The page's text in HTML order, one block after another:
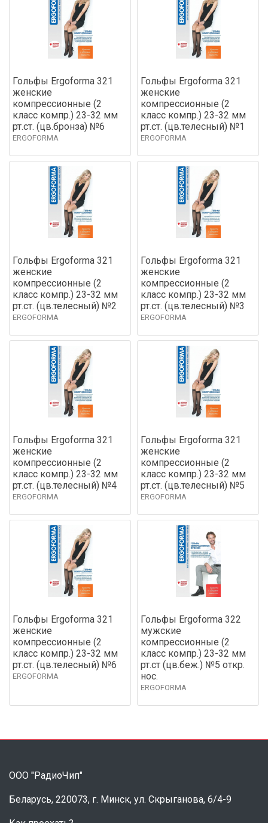
Гольфы Ergoforma 321
женские
компрессионные (2
класс компр.) 23-32 мм
рт.ст. (цв.бронза) №6
ERGOFORMA
Гольфы Ergoforma 321
женские
компрессионные (2
класс компр.) 23-32 мм
рт.ст. (цв.телесный) №1
ERGOFORMA
Гольфы Ergoforma 321
женские
компрессионные (2
класс компр.) 23-32 мм
рт.ст. (цв.телесный) №2
ERGOFORMA
Гольфы Ergoforma 321
женские
компрессионные (2
класс компр.) 23-32 мм
рт.ст. (цв.телесный) №3
ERGOFORMA
Гольфы Ergoforma 321
женские
компрессионные (2
класс компр.) 23-32 мм
рт.ст. (цв.телесный) №4
ERGOFORMA
Гольфы Ergoforma 321
женские
компрессионные (2
класс компр.) 23-32 мм
рт.ст. (цв.телесный) №5
ERGOFORMA
Гольфы Ergoforma 321
женские
компрессионные (2
класс компр.) 23-32 мм
рт.ст. (цв.телесный) №6
ERGOFORMA
Гольфы Ergoforma 322
мужские
компрессионные (2
класс компр.) 23-32 мм
рт.ст (цв.беж.) №5 откр.
нос.
ERGOFORMA
ООО "РадиоЧип"
Беларусь, 220073, г. Минск, ул. Скрыганова, 6/4-9